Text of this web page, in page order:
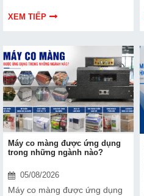
nhiều người quan tâm. Vậy
không hải sản? Cùng Hải Minh
phân tích chi tiết trong bài viết
này nhé!
XEM TIẾP
Máy co màng được ứng dụng
trong những ngành nào?
05/08/2026
Máy co màng được ứng dụng